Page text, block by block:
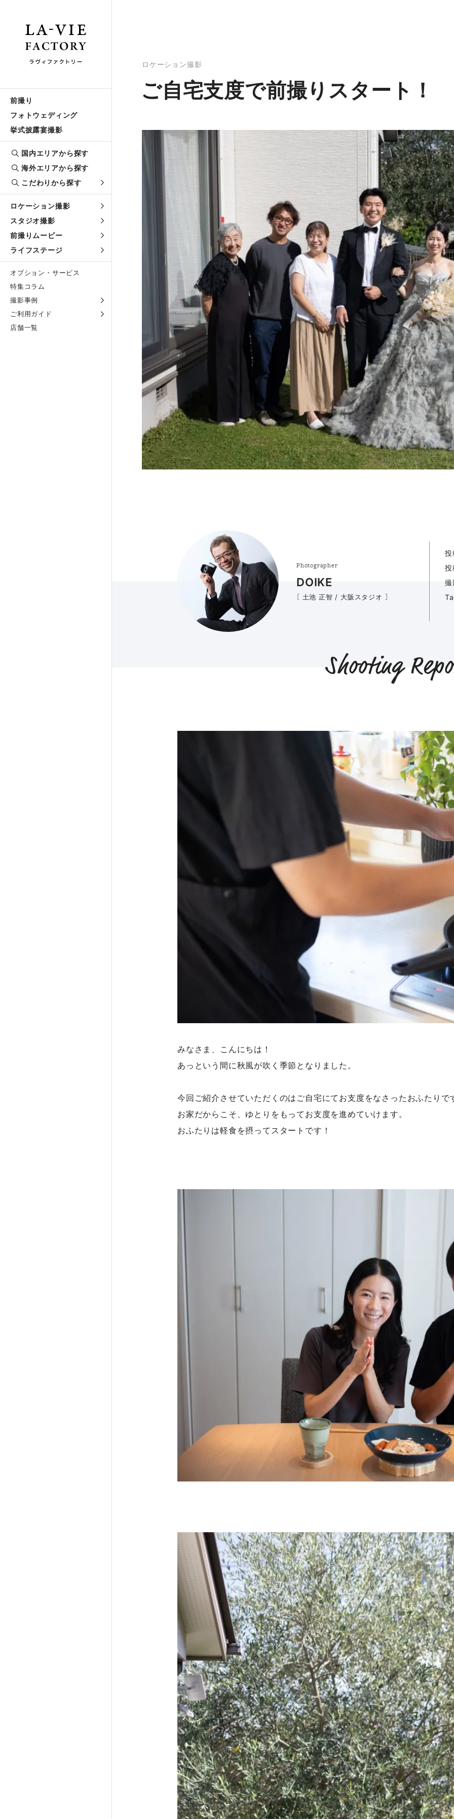
前撮り
フォトウェディング
挙式披露宴撮影
国内エリアから探す
海外エリアから探す
こだわりから探す
ロケーション撮影
スタジオ撮影
前撮りムービー
ライフステージ
オプション・サービス
特集コラム
撮影事例
ご利用ガイド
店舗一覧
ロケーション撮影
ご自宅支度で前撮りスタート！
Photographer
DOIKE
［ 土池 正智 / 大阪スタジオ ］
投
投
撮
Shooting
みなさま、こんにちは！
あっという間に秋風が吹く季節となりました。
今回ご紹介させていただくのはご自宅にてお支度をなさったおふたりで
お家だからこそ、ゆとりをもってお支度を進めていけます。
おふたりは軽食を摂ってスタートです！